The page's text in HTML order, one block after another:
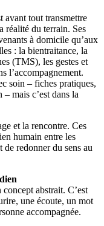
avant tout transmettre
réalité du terrain. Ses
à domicile qu’aux
: la bientraitance, la
(TMS), les gestes et
l’accompagnement.
soin – fiches pratiques,
mais c’est dans la
et la rencontre. Ces
humain entre les
de redonner du sens au
abstrait. C’est
une écoute, un mot
accompagnée.